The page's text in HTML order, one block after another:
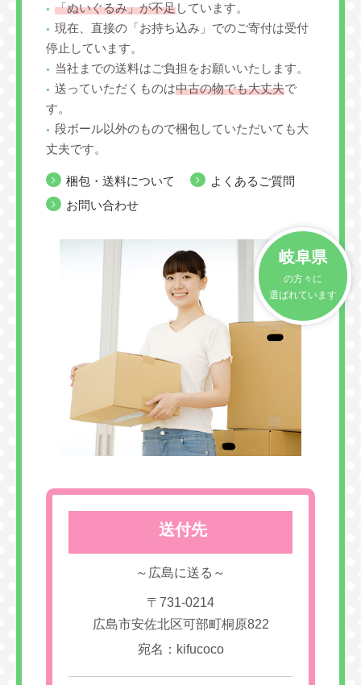
「ぬいぐるみ」が不足しています。
現在、直接の「お持ち込み」でのご寄付は受付
停止しています。
当社までの送料はご負担をお願いいたします。
送っていただくものは中古の物でも大丈夫で
す。
段ボール以外のもので梱包していただいても大
丈夫です。
梱包・送料について
よくあるご質問
お問い合わせ
岐阜県
の方々に
選ばれています
送付先
～広島に送る～
〒731-0214
広島市安佐北区可部町桐原822
宛名：kifucoco